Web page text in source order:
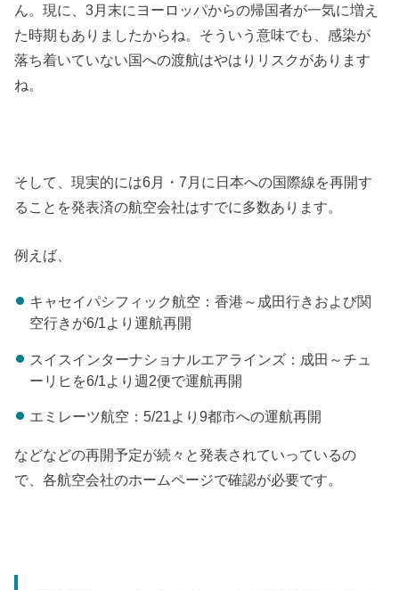
ん。現に、3月末にヨーロッパからの帰国者が一気に増え
た時期もありましたからね。そういう意味でも、感染が
落ち着いていない国への渡航はやはりリスクがあります
ね。
そして、現実的には6月・7月に日本への国際線を再開す
ることを発表済の航空会社はすでに多数あります。
例えば、
キャセイパシフィック航空：香港～成田行きおよび関
空行きが6/1より運航再開
スイスインターナショナルエアラインズ：成田～チュ
ーリヒを6/1より週2便で運航再開
エミレーツ航空：5/21より9都市への運航再開
などなどの再開予定が続々と発表されていっているの
で、各航空会社のホームページで確認が必要です。